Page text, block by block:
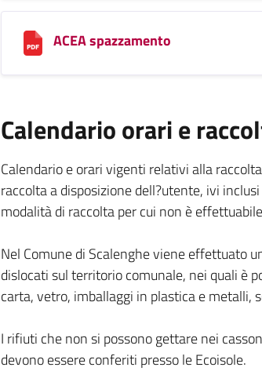
ACEA spazzamento
Calendario orari e
Calendario e orari vigenti relativi alla
raccolta a disposizione dell?utente, ivi
modalità di raccolta per cui non è
Nel Comune di Scalenghe viene effettuato
dislocati sul territorio comunale, nei quali è
carta, vetro, imballaggi in plastica e metalli,
I rifiuti che non si possono gettare nei
devono essere conferiti presso le Ecoisole.